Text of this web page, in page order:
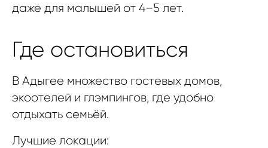
даже для малышей от 4–5 лет.
Где остановиться
В Адыгее множество гостевых домов,
экоотелей и глэмпингов, где удобно
отдыхать семьёй.
Лучшие локации: